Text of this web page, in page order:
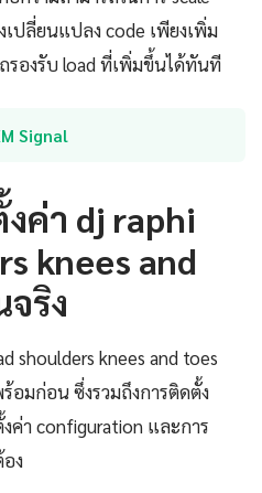
ปลี่ยนแปลง code เพียงเพิ่ม
รองรับ load ที่เพิ่มขึ้นได้ทันที
Signal
ค่า dj raphi
knees and
ริง
shoulders knees and toes
อมก่อน ซึ่งรวมถึงการติดตั้ง
ค่า configuration และการ
ง